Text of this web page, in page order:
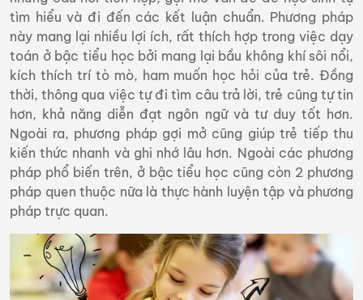
tìm hiểu và đi đến các kết luận chuẩn. Phương pháp
này mang lại nhiều lợi ích, rất thích hợp trong việc dạy
toán ở bậc tiểu học bởi mang lại bầu không khí sôi nổi,
kích thích trí tò mò, ham muốn học hỏi của trẻ. Đồng
thời, thông qua việc tự đi tìm câu trả lời, trẻ cũng tự tin
hơn, khả năng diễn đạt ngôn ngữ và tư duy tốt hơn.
Ngoài ra, phương pháp gợi mở cũng giúp trẻ tiếp thu
kiến thức nhanh và ghi nhớ lâu hơn. Ngoài các phương
pháp phổ biến trên, ở bậc tiểu học cũng còn 2 phương
pháp quen thuộc nữa là thực hành luyện tập và phương
pháp trực quan.